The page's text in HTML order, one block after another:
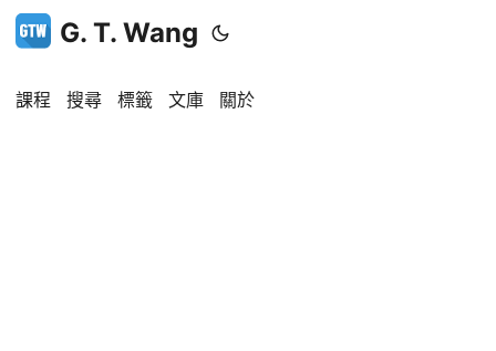
G. T. Wang
課程 搜尋 標籤 文庫 關於